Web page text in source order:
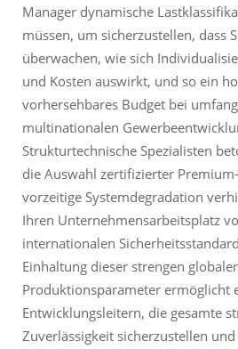
Manager dynamische
müssen, um sicherzustellen, dass
überwachen, wie sich
und Kosten auswirkt, und so ein
vorhersehbares Budget bei
multinationalen
Strukturtechnische Spezialisten
die Auswahl zertifizierter
vorzeitige Systemdegradation
Ihren Unternehmensarbeitsplatz
internationalen
Einhaltung dieser strengen
Produktionsparameter ermöglicht
Entwicklungsleitern, die gesamte
Zuverlässigkeit sicherzustellen